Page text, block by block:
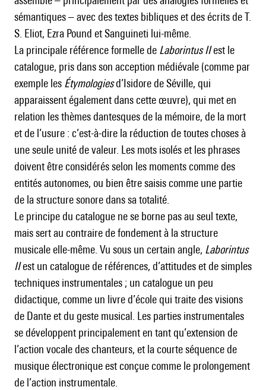
sémantiques – avec des textes bibliques et des écrits de T.
S. Eliot, Ezra Pound et Sanguineti lui-même.
La principale référence formelle de Laborintus IIest le
catalogue, pris dans son acception médiévale (comme par
exemple les Étymologiesd’Isidore de Séville, qui
apparaissent également dans cette œuvre), qui met en
relation les thèmes dantesques de la mémoire, de la mort
et de l’usure : c’est-à-dire la réduction de toutes choses à
une seule unité de valeur. Les mots isolés et les phrases
doivent être considérés selon les moments comme des
entités autonomes, ou bien être saisis comme une partie
de la structure sonore dans sa totalité.
Le principe du catalogue ne se borne pas au seul texte,
mais sert au contraire de fondement à la structure
musicale elle-même. Vu sous un certain angle, Laborintus
IIest un catalogue de références, d’attitudes et de simples
techniques instrumentales ; un catalogue un peu
didactique, comme un livre d’école qui traite des visions
de Dante et du geste musical. Les parties instrumentales
se développent principalement en tant qu’extension de
l’action vocale des chanteurs, et la courte séquence de
musique électronique est conçue comme le prolongement
de l’action instrumentale.